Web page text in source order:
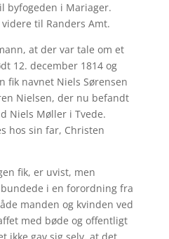
byfogeden i Mariager.
til Randers Amt.
at der var tale om et
12. december 1814 og
fik navnet Niels Sørensen
Nielsen, der nu befandt
Niels Møller i Tvede.
hos sin far, Christen
fik, er uvist, men
i en forordning fra
manden og kvinden ved
med bøde og offentligt